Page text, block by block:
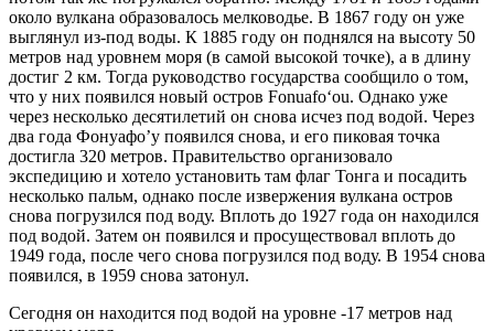
около вулкана образовалось мелководье. В 1867 году он уже
выглянул из-под воды. К 1885 году он поднялся на высоту 50
метров над уровнем моря (в самой высокой точке), а в длину
достиг 2 км. Тогда руководство государства сообщило о том,
что у них появился новый остров Fonuafoʻou. Однако уже
через несколько десятилетий он снова исчез под водой. Через
два года Фонуафо’у появился снова, и его пиковая точка
достигла 320 метров. Правительство организовало
экспедицию и хотело установить там флаг Тонга и посадить
несколько пальм, однако после извержения вулкана остров
снова погрузился под воду. Вплоть до 1927 года он находился
под водой. Затем он появился и просуществовал вплоть до
1949 года, после чего снова погрузился под воду. В 1954 снова
появился, в 1959 снова затонул.
Сегодня он находится под водой на уровне -17 метров над